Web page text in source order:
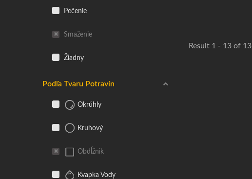
Pečenie
Smaženie
Žiadny
Podľa Tvaru Potravín
Okrúhly
Kruhový
Obdĺžnik
Kvapka Vody
Result 1 - 13 of 13